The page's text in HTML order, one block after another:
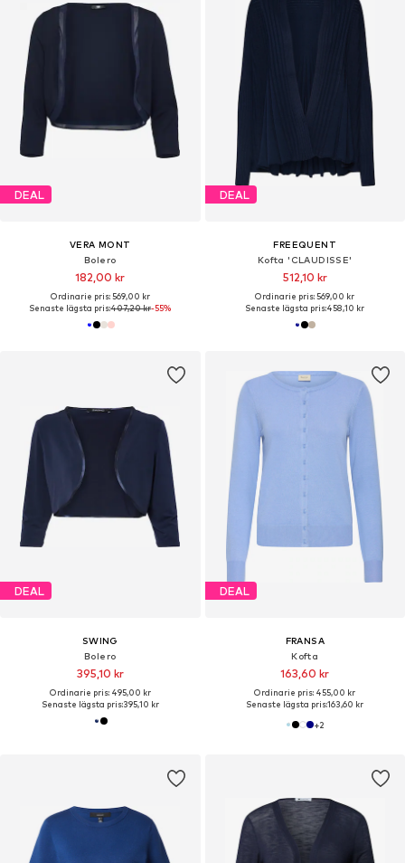
DEAL
VERA MONT
Bolero
182,00 kr
Ordinarie pris: 569,00 kr
Senaste lägsta pris:407,20 kr-55%
DEAL
FREEQUENT
Kofta 'CLAUDISSE'
512,10 kr
Ordinarie pris: 569,00 kr
Senaste lägsta pris:458,10 kr
DEAL
SWING
Bolero
395,10 kr
Ordinarie pris: 495,00 kr
Senaste lägsta pris:395,10 kr
DEAL
FRANSA
Kofta
163,60 kr
Ordinarie pris: 455,00 kr
Senaste lägsta pris:163,60 kr
+2